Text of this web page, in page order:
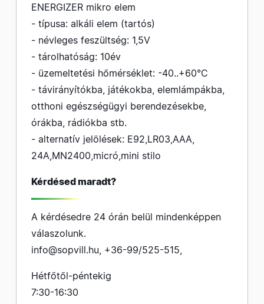
ENERGIZER mikro elem
- típusa: alkáli elem (tartós)
- névleges feszültség: 1,5V
- tárolhatóság: 10év
- üzemeltetési hőmérséklet: -40..+60°C
- távirányítókba, játékokba, elemlámpákba,
otthoni egészségügyi berendezésekbe,
órákba, rádiókba stb.
- alternatív jelölések: E92,LR03,AAA,
24A,MN2400,micró,mini stilo
Kérdésed maradt?
A kérdésedre 24 órán belül mindenképpen
válaszolunk.
info@sopvill.hu, +36-99/525-515,
Hétfőtől-péntekig
7:30-16:30